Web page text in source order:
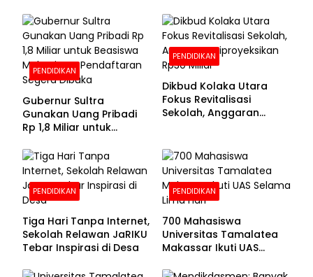
PENDIDIKAN
Gubernur Sultra
Gunakan Uang Pribadi
Rp 1,8 Miliar untuk
Pendaftaran Segera
Dibuka
PENDIDIKAN
Dikbud Kolaka Utara
Fokus Revitalisasi
Sekolah, Anggaran
PENDIDIKAN
Tiga Hari Tanpa Internet,
Sekolah Relawan JaRIKU
Tebar Inspirasi di Desa
PENDIDIKAN
700 Mahasiswa
Universitas Tamalatea
Makassar Ikuti UAS